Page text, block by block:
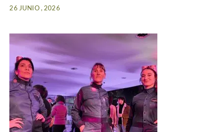
26 JUNIO , 2026